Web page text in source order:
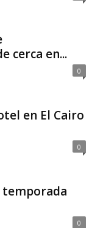
cerca en...
0
en El Cairo
0
temporada
0